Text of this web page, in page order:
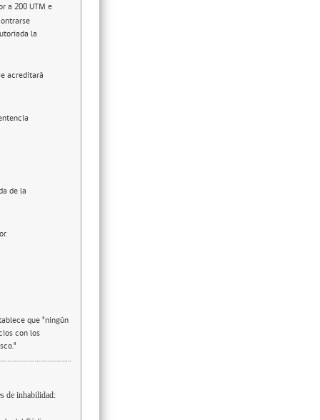
a 200 UTM e
la
acreditará
de la
que "ningún
con los
de inhabilidad: